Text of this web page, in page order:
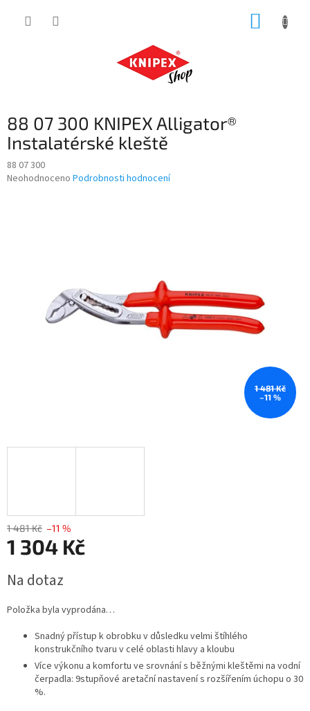
88 07 300 KNIPEX Alligator®
Instalatérské kleště
88 07 300
Průměrné
Neohodnoceno Podrobnosti hodnocení
1 481 Kč
–11 %
1 481 Kč –11 %
1 304 Kč
cena:
Na dotaz
Položka byla vyprodána…
Snadný přístup k obrobku v důsledku velmi štíhlého
konstrukčního tvaru v celé oblasti hlavy a kloubu
Více výkonu a komfortu ve srovnání s běžnými kleštěmi na vodní
čerpadla: 9stupňové aretační nastavení s rozšířením úchopu o 30
%.